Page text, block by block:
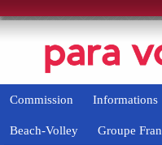
Commission Informations
Beach-Volley Groupe